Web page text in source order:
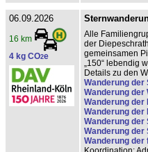
06.09.2026
16 km
4 kg CO2e
Alle
der
gemeinsamen
„150“ lebendig
Details zu den
Wanderung der
Wanderung der
Wanderung der
Wanderung der
Wanderung der
Wanderung der
Wanderung der